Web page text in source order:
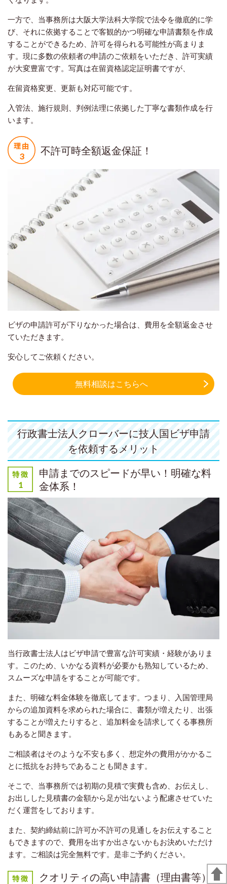
一方で、当事務所は大阪大学法科大学院で法令を徹底的に学
び、それに依拠することで客観的かつ明確な申請書類を作成
することができるため、許可を得られる可能性が高まりま
す。現に多数の依頼者の申請のご依頼をいただき、許可実績
が大変豊富です。写真は在留資格認定証明書ですが、
在留資格変更、更新も対応可能です。
入管法、施行規則、判例法理に依拠した丁寧な書類作成を行
います。
不許可時全額返金保証！
ビザの申請許可が下りなかった場合は、費用を全額返金させ
ていただきます。
安心してご依頼ください。
無料相談はこちらへ
行政書士法人クローバーに技人国ビザ申請
を依頼するメリット
申請までのスピードが早い！明確な料
金体系！
当行政書士法人はビザ申請で豊富な許可実績・経験がありま
す。このため、いかなる資料が必要かも熟知しているため、
スムーズな申請をすることが可能です。
また、明確な料金体験を徹底してます。つまり、入国管理局
からの追加資料を求められた場合に、書類が増えたり、出張
することが増えたりすると、追加料金を請求してくる事務所
もあると聞きます。
ご相談者はそのような不安も多く、想定外の費用がかかるこ
とに抵抗をお持ちであることも聞きます。
そこで、当事務所では初期の見積で実費も含め、お伝えし、
お出しした見積書の金額から足が出ないよう配慮させていた
だく運営をしております。
また、契約締結前に許可か不許可の見通しをお伝えすること
もできますので、費用を出すか出さないかもお決めいただけ
ます。ご相談は完全無料です。是非ご予約ください。
クオリティの高い申請書（理由書等）